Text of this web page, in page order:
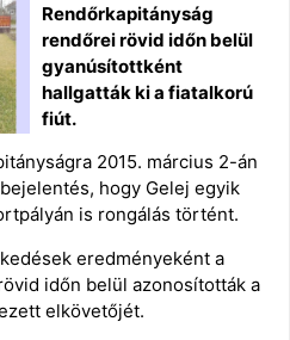
Rendőrkapitányság
rendőrei rövid időn belül
gyanúsítottként
hallgatták ki a fiatalkorú
fiút.
2015. március 2-án
hogy Gelej egyik
is rongálás történt.
eredményeként a
időn belül azonosították a
elkövetőjét.